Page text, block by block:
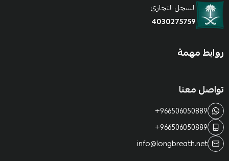
السجل التجاري
4030275759
روابط مهمة
تواصل معنا
+966506050889
+966506050889
info@longbreath.net